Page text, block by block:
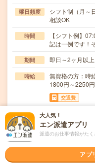
曜日頻度
シフト制（月～
相談OK
時間
【シフト例】
記は一例です！
期間 即日～2ヶ月以
時給
無資格の方：時
1800円～2250
交通費
仕事内容
／利用者の方の
買い物や散歩に
職種未経験OK /
大人気！
エン派遣アプリ
派遣のお仕事情報がた
アプ